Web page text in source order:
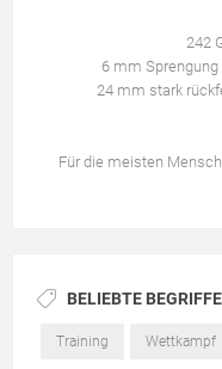
242
6 mm Sprengung
24 mm stark
Für die meisten
BELIEBTE BEGRIFFE
Training Wettkampf